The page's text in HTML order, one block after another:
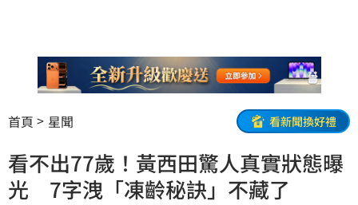
首頁 星聞 看新聞換好禮
看不出77歲！黃西田驚人真實狀態曝
光 7字洩「凍齡秘訣」不藏了